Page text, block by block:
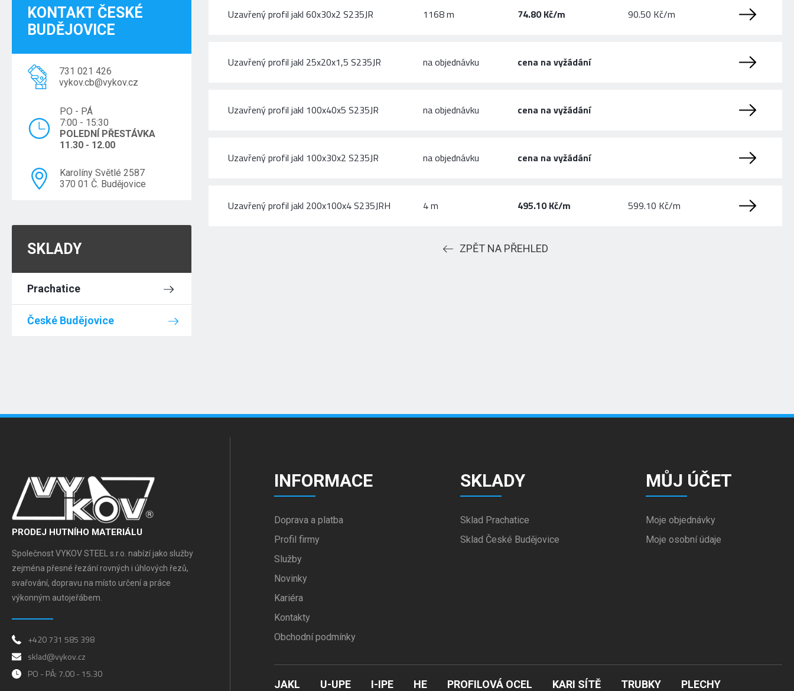
KONTAKT ČESKÉ
BUDĚJOVICE
731 021 426
vykov.cb@vykov.cz
PO - PÁ
7:00 - 15:30
POLEDNÍ PŘESTÁVKA
11.30 - 12.00
Karolíny Světlé 2587
370 01 Č. Budějovice
SKLADY
Prachatice
České Budějovice
Uzavřený profil jakl 60x30x2 S235JR 1168 m 74.80 Kč/m 90.50 Kč/m
Uzavřený profil jakl 25x20x1,5 S235JR na objednávku cena na vyžádání
Uzavřený profil jakl 100x40x5 S235JR na objednávku cena na vyžádání
Uzavřený profil jakl 100x30x2 S235JR na objednávku cena na vyžádání
Uzavřený profil jakl 200x100x4 S235JRH 4 m 495.10 Kč/m 599.10 Kč/m
ZPĚT NA PŘEHLED
PRODEJ HUTNÍHO MATERIÁLU
Společnost VYKOV STEEL s.r.o. nabízí jako služby
zejména přesné řezání rovných i úhlových řezů,
svařování, dopravu na místo určení a práce
výkonným autojeřábem.
+420 731 585 398
sklad@vykov.cz
PO - PÁ: 7.00 - 15.30
INFORMACE
Doprava a platba
Profil firmy
Služby
Novinky
Kariéra
Kontakty
Obchodní podmínky
SKLADY
Sklad Prachatice
Sklad České Budějovice
MŮJ ÚČET
Moje objednávky
Moje osobní údaje
JAKL U-UPE I-IPE HE PROFILOVÁ OCEL KARI SÍTĚ TRUBKY PLECHY